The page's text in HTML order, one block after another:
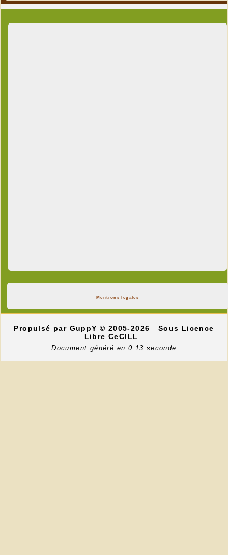
Mentions légales
Propulsé par GuppY© 2005-2026
Sous Licence
Libre CeCILL
Document généré en 0.13 seconde